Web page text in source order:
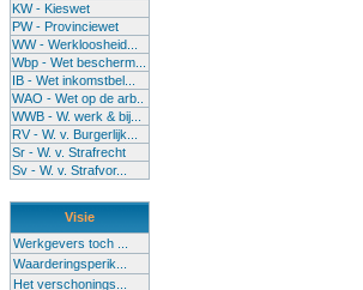
KW - Kieswet
PW - Provinciewet
WW - Werkloosheid...
Wbp - Wet bescherm...
IB - Wet inkomstbel...
WAO - Wet op de arb..
WWB - W. werk & bij...
RV - W. v. Burgerlijk...
Sr - W. v. Strafrecht
Sv - W. v. Strafvor...
Visie
Werkgevers toch ...
Waarderingsperik...
Het verschonings...